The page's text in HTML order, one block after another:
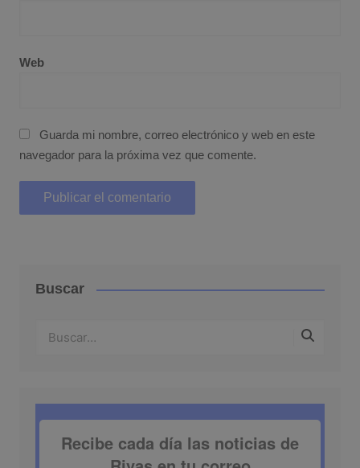
Web
Guarda mi nombre, correo electrónico y web en este
navegador para la próxima vez que comente.
Buscar